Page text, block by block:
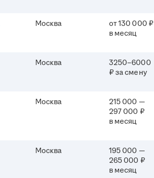
Москва
от 130 000 ₽
в месяц
Москва
3250–6000
₽ за смену
Москва
215 000 —
297 000 ₽
в месяц
Москва
195 000 —
265 000 ₽
в месяц